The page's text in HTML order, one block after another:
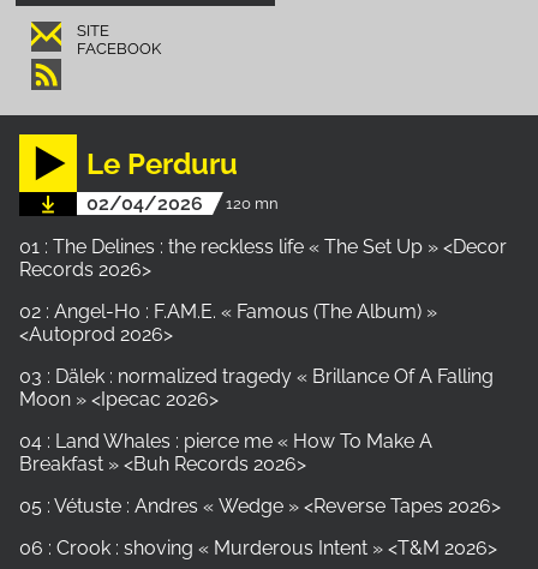
SITE
FACEBOOK
Le Perduru
02/04/2026 120 mn
01 : The Delines : the reckless life « The Set Up » <Decor
Records 2026>
02 : Angel-Ho : F.AM.E. « Famous (The Album) »
<Autoprod 2026>
03 : Dälek : normalized tragedy « Brillance Of A Falling
Moon » <Ipecac 2026>
04 : Land Whales : pierce me « How To Make A
Breakfast » <Buh Records 2026>
05 : Vétuste : Andres « Wedge » <Reverse Tapes 2026>
06 : Crook : shoving « Murderous Intent » <T&M 2026>